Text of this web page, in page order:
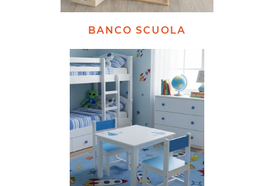
BANCO SCUOLA